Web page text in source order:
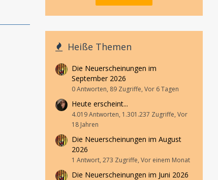
Heiße Themen
Die Neuerscheinungen im
September 2026
0 Antworten, 89 Zugriffe, Vor 6 Tagen
Heute erscheint...
4.019 Antworten, 1.301.237 Zugriffe, Vor
18 Jahren
Die Neuerscheinungen im August
2026
1 Antwort, 273 Zugriffe, Vor einem Monat
Die Neuerscheinungen im Juni 2026